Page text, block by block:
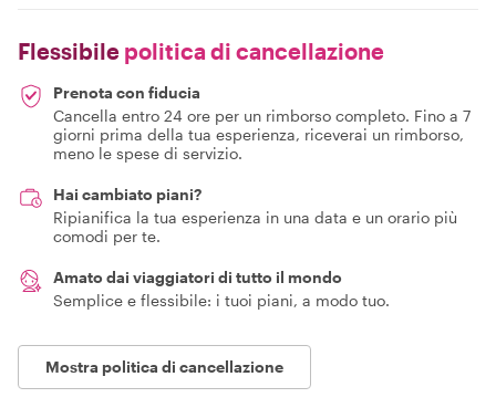
Flessibile politica di cancellazione
Prenota con fiducia
Cancella entro 24 ore per un rimborso completo. Fino a 7
giorni prima della tua esperienza, riceverai un rimborso,
meno le spese di servizio.
Hai cambiato piani?
Ripianifica la tua esperienza in una data e un orario più
comodi per te.
Amato dai viaggiatori di tutto il mondo
Semplice e flessibile: i tuoi piani, a modo tuo.
Mostra politica di cancellazione